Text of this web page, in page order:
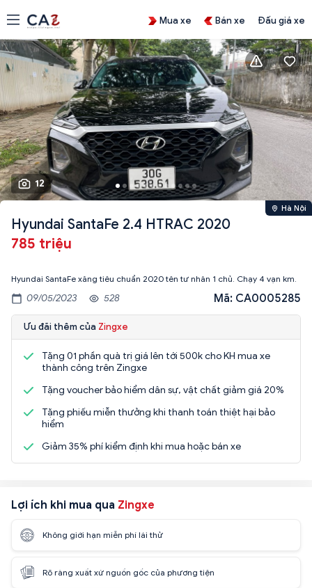
Mua xe Bán xe Đấu giá xe
12
Hà Nội
Hyundai SantaFe 2.4 HTRAC 2020
785 triệu
09/05/2023 528 Mã: CA0005285
Ưu đãi thêm của Zingxe
Tặng 01 phần quà trị giá lên tới 500k cho KH mua xe
thành công trên Zingxe
Tặng voucher bảo hiểm dân sự, vật chất giảm giá 20%
Tặng phiếu miễn thưởng khi thanh toán thiệt hại bảo
hiểm
Giảm 35% phí kiểm định khi mua hoặc bán xe
Lợi ích khi mua qua Zingxe
Không giới hạn miễn phí lái thử
Rõ ràng xuất xứ nguồn gốc của phương tiện